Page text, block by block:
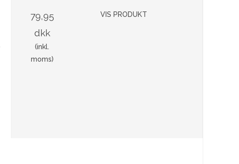
79,95
dkk
(inkl.
moms)
VIS PRODUKT